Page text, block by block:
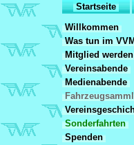
Startseite
Willkommen
Was tun im
Mitglied
Vereinsabende
Medienabende
Sonderfahrten
Spenden